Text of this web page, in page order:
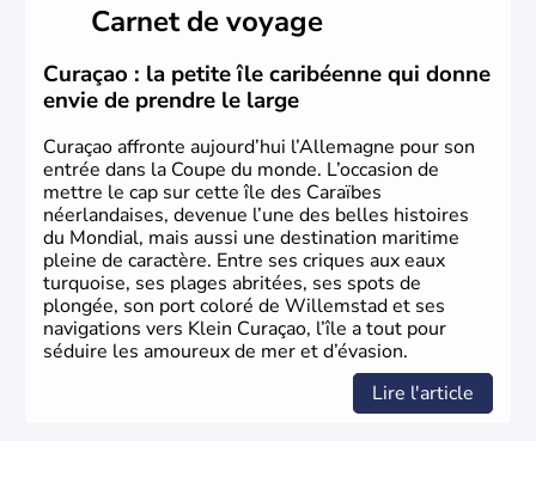
lesquelles bénéficient d'une grande autonomie. Le pays
peut se targuer de grands noms qu'il a vu naître dans tous
les domaines, des arts à la politique en passant par la
philosophie. Hertz, Gutenberg, Heidegger, Thomas Mann,
Herman Hesse ou bien Hegel en font partie.
Carnet de voyage
Curaçao : la petite île caribéenne qui donne
envie de prendre le large
Curaçao affronte aujourd’hui l’Allemagne pour son
entrée dans la Coupe du monde. L’occasion de
mettre le cap sur cette île des Caraïbes
néerlandaises, devenue l’une des belles histoires
du Mondial, mais aussi une destination maritime
pleine de caractère. Entre ses criques aux eaux
turquoise, ses plages abritées, ses spots de
plongée, son port coloré de Willemstad et ses
navigations vers Klein Curaçao, l’île a tout pour
séduire les amoureux de mer et d’évasion.
Lire l'article